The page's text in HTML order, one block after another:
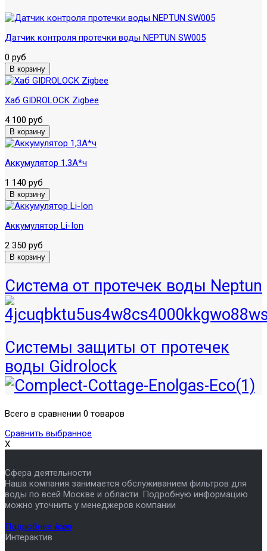
Датчик контроля протечки воды NEPTUN SW005
0 руб
Хаб GIDROLOCK Zigbee
4 100 руб
Аккумулятор 1,3А*ч
1 140 руб
Аккумулятор Li-Ion
2 350 руб
Система от протечек воды Neptun
Системы защиты от протечек
воды Gidrolock
Всего в сравнении 0 товаров
Сравнить выбранное
X
Сфера деятельности
Наша компания занимается обслуживанием фильтров для
воды по всей Москве и области. Подробную информацию
можно уточнить у менеджеров компании
Подробнее icon
Интерактив